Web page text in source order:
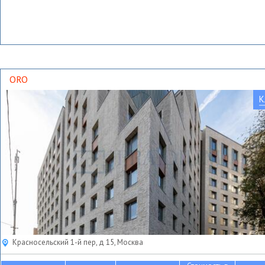
ORO
Красносельский 1-й пер, д 15, Москва